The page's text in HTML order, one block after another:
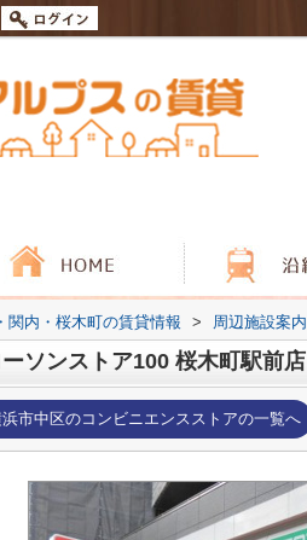
関内・桜木町の賃貸情報 > 周辺施設案内
ーソンストア100 桜木町駅前店
市中区のコンビニエンスストアの一覧へ